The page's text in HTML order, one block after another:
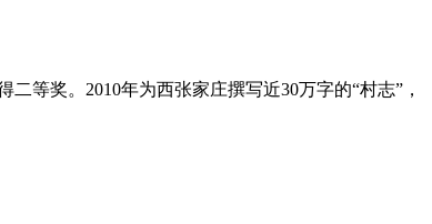
等奖。2010年为西张家庄撰写近30万字的“村志”，